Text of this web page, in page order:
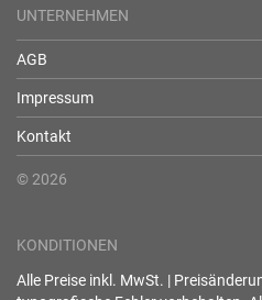
UNTERNEHMEN
AGB
Impressum
Kontakt
© 2026
KONDITIONEN
Alle Preise inkl. MwSt. |